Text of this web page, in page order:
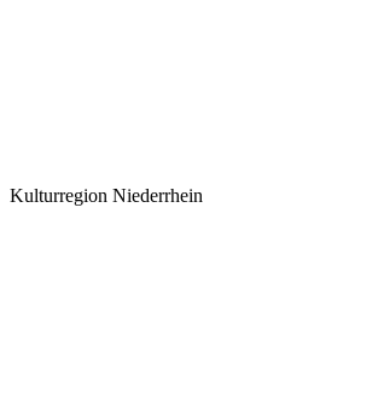
Kulturregion Niederrhein